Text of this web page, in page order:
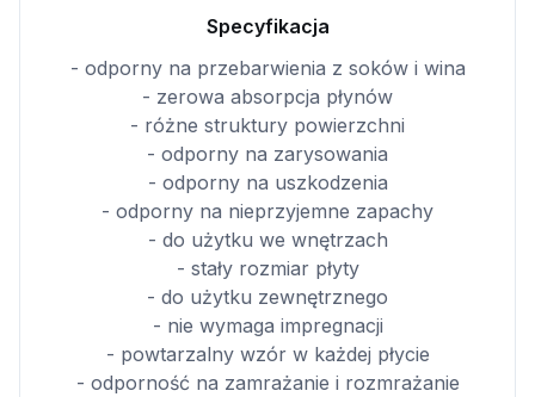
Specyfikacja
- odporny na przebarwienia z soków i wina
- zerowa absorpcja płynów
- różne struktury powierzchni
- odporny na zarysowania
- odporny na uszkodzenia
- odporny na nieprzyjemne zapachy
- do użytku we wnętrzach
- stały rozmiar płyty
- do użytku zewnętrznego
- nie wymaga impregnacji
- powtarzalny wzór w każdej płycie
- odporność na zamrażanie i rozmrażanie